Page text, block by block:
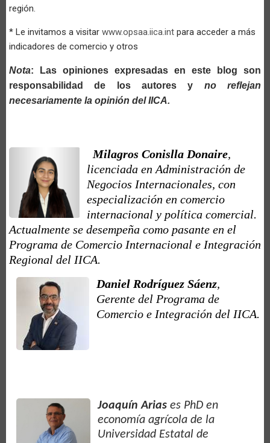
región.
* Le invitamos a visitar www.opsaa.iica.int para acceder a más
indicadores de comercio y otros
Nota: Las opiniones expresadas en este blog son
responsabilidad de los autores y no reflejan
necesariamente la opinión del IICA.
Milagros Conislla Donaire,
licenciada en Administración de
Negocios Internacionales, con
especialización en comercio
internacional y política comercial.
Actualmente se desempeña como pasante en el
Programa de Comercio Internacional e Integración
Regional del IICA.
Daniel Rodríguez Sáenz,
Gerente del Programa de
Comercio e Integración del IICA.
Joaquín Arias es PhD en
economía agrícola de la
Universidad Estatal de